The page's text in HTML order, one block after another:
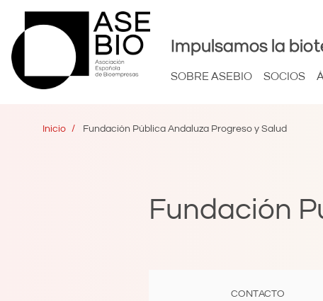
Impulsamos la
SOBRE ASEBIO SOCIOS
Inicio Fundación Pública Andaluza Progreso y Salud
Fundación
CONTACTO